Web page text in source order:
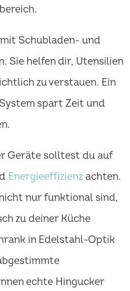
Schubladen- und
Sie helfen dir, Utensilien
zu verstauen. Ein
spart Zeit und
Geräte solltest du auf
Energieeffizienz achten.
nur funktional sind,
zu deiner Küche
in Edelstahl-Optik
echte Hingucker